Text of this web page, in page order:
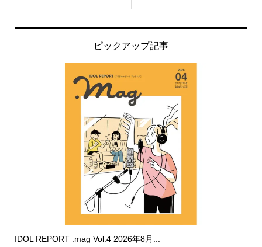
ピックアップ記事
IDOL REPORT .mag Vol.4 2026年8月...